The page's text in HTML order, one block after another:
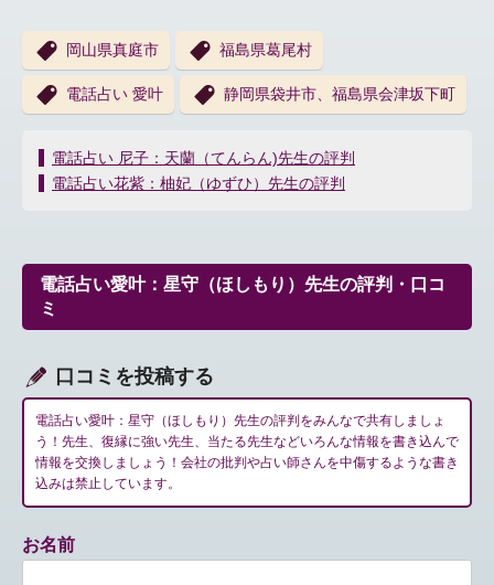
岡山県真庭市 福島県葛尾村
電話占い 愛叶 静岡県袋井市、福島県会津坂下町
投
稿
ー
シ
ョ
電話占い 尼子：天蘭（てんらん)先生の評判
電話占い花紫：柚妃（ゆずひ）先生の評判
電話占い愛叶：星守（ほしもり）先生の評判・口コ
ミ
口コミを投稿する
電話占い愛叶：星守（ほしもり）先生の評判をみんなで共有しましょ
う！先生、復縁に強い先生、当たる先生などいろんな情報を書き込んで
情報を交換しましょう！会社の批判や占い師さんを中傷するような書き
込みは禁止しています。
お名前